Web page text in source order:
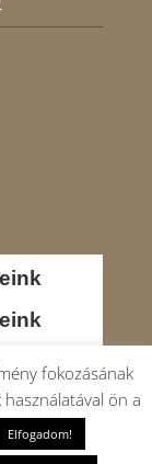
fokozásának
ön a
Elfogadom!